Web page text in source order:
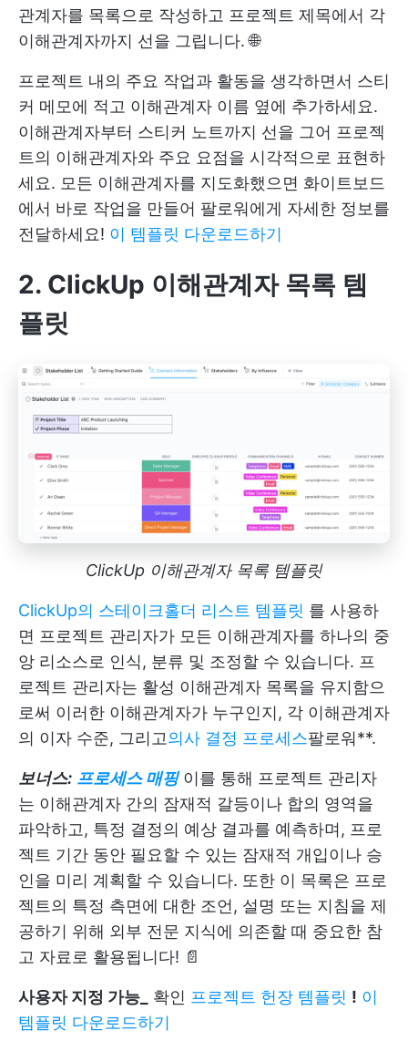
관계자를 목록으로 작성하고 프로젝트 제목에서 각
이해관계자까지 선을 그립니다. 🌐
프로젝트 내의 주요 작업과 활동을 생각하면서 스티
커 메모에 적고 이해관계자 이름 옆에 추가하세요.
이해관계자부터 스티커 노트까지 선을 그어 프로젝
트의 이해관계자와 주요 요점을 시각적으로 표현하
세요. 모든 이해관계자를 지도화했으면 화이트보드
에서 바로 작업을 만들어 팔로워에게 자세한 정보를
전달하세요! 이 템플릿 다운로드하기
2. ClickUp 이해관계자 목록 템
플릿
ClickUp 이해관계자 목록 템플릿
ClickUp의 스테이크홀더 리스트 템플릿 를 사용하
면 프로젝트 관리자가 모든 이해관계자를 하나의 중
앙 리소스로 인식, 분류 및 조정할 수 있습니다. 프
로젝트 관리자는 활성 이해관계자 목록을 유지함으
로써 이러한 이해관계자가 누구인지, 각 이해관계자
의 이자 수준, 그리고의사 결정 프로세스팔로워**.
보너스: 프로세스 매핑이를 통해 프로젝트 관리자
는 이해관계자 간의 잠재적 갈등이나 합의 영역을
파악하고, 특정 결정의 예상 결과를 예측하며, 프로
젝트 기간 동안 필요할 수 있는 잠재적 개입이나 승
인을 미리 계획할 수 있습니다. 또한 이 목록은 프로
젝트의 특정 측면에 대한 조언, 설명 또는 지침을 제
공하기 위해 외부 전문 지식에 의존할 때 중요한 참
고 자료로 활용됩니다! 📄
사용자 지정 가능_ 확인 프로젝트 헌장 템플릿 ! 이
템플릿 다운로드하기